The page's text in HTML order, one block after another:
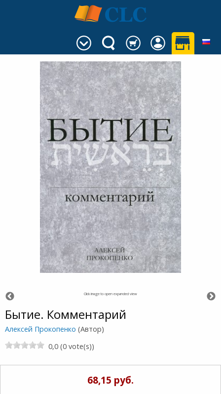
Click image to open expanded view
Бытие. Комментарий
Алексей Прокопенко (Автор)
0,0 (0 vote(s))
68,15 руб.